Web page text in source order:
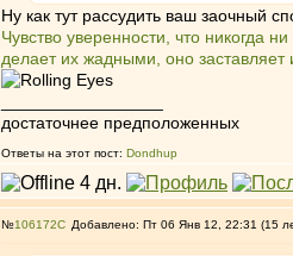
Ну как тут рассудить ваш заочный
Чувство уверенности, что никогда
делает их жадными, оно заставляет
достаточнее предположенных
Ответы на этот пост: Dondhup
№106172 Добавлено: Пт 06 Янв 12, 22:31 (15